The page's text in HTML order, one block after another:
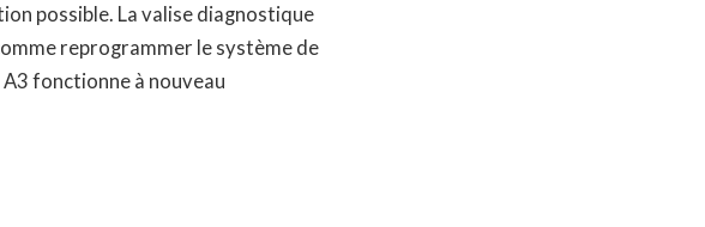
possible. La valise diagnostique
reprogrammer le système de
fonctionne à nouveau